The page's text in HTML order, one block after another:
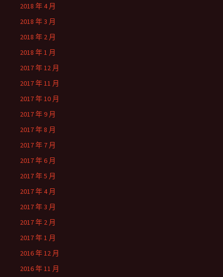
2018 年 4 月
2018 年 3 月
2018 年 2 月
2018 年 1 月
2017 年 12 月
2017 年 11 月
2017 年 10 月
2017 年 9 月
2017 年 8 月
2017 年 7 月
2017 年 6 月
2017 年 5 月
2017 年 4 月
2017 年 3 月
2017 年 2 月
2017 年 1 月
2016 年 12 月
2016 年 11 月